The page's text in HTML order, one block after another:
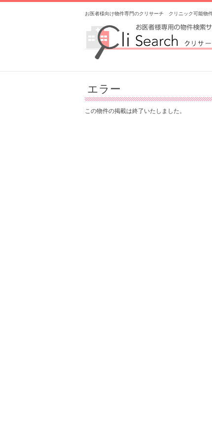
お医者様向け物件専門のクリサーチ クリニック可能物
エラー
この物件の掲載は終了いたしました。